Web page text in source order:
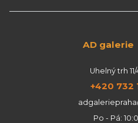
AD galerie
Uhelný trh
+420 732
Po - Pá: